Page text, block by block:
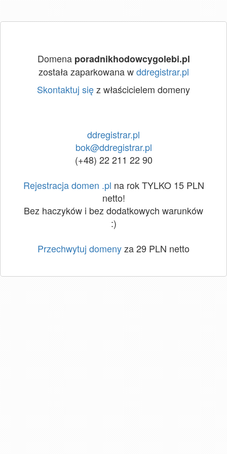
Domena poradnikhodowcygolebi.pl
została zaparkowana wddregistrar.pl
Skontaktuj sięz właścicielem domeny
ddregistrar.pl
bok@ddregistrar.pl
(+48) 22 211 22 90
Rejestracja domen .pl na rok TYLKO 15 PLN
netto!
Bez haczyków i bez dodatkowych warunków
:)
Przechwytuj domenyza 29 PLN netto